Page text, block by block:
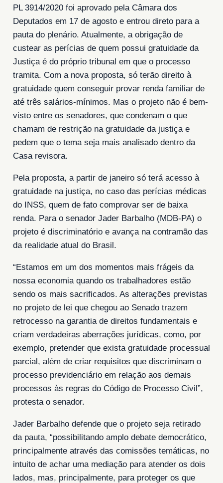
PL 3914/2020 foi aprovado pela Câmara dos
Deputados em 17 de agosto e entrou direto para a
pauta do plenário. Atualmente, a obrigação de
custear as perícias de quem possui gratuidade da
Justiça é do próprio tribunal em que o processo
tramita. Com a nova proposta, só terão direito à
gratuidade quem conseguir provar renda familiar de
até três salários-mínimos. Mas o projeto não é bem-
visto entre os senadores, que condenam o que
chamam de restrição na gratuidade da justiça e
pedem que o tema seja mais analisado dentro da
Casa revisora.
Pela proposta, a partir de janeiro só terá acesso à
gratuidade na justiça, no caso das perícias médicas
do INSS, quem de fato comprovar ser de baixa
renda. Para o senador Jader Barbalho (MDB-PA) o
projeto é discriminatório e avança na contramão das
da realidade atual do Brasil.
“Estamos em um dos momentos mais frágeis da
nossa economia quando os trabalhadores estão
sendo os mais sacrificados. As alterações previstas
no projeto de lei que chegou ao Senado trazem
retrocesso na garantia de direitos fundamentais e
criam verdadeiras aberrações jurídicas, como, por
exemplo, pretender que exista gratuidade processual
parcial, além de criar requisitos que discriminam o
processo previdenciário em relação aos demais
processos às regras do Código de Processo Civil”,
protesta o senador.
Jader Barbalho defende que o projeto seja retirado
da pauta, “possibilitando amplo debate democrático,
principalmente através das comissões temáticas, no
intuito de achar uma mediação para atender os dois
lados, mas, principalmente, para proteger os que